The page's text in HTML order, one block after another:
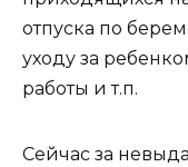
отпуска по
уходу за
работы и т.п.
Сейчас за